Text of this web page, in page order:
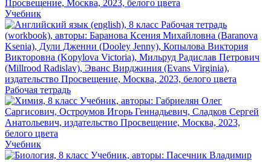
Учебник
Рабочая тетрадь
Учебник